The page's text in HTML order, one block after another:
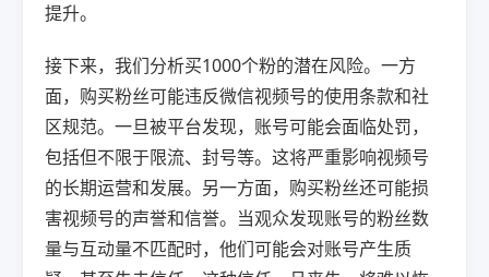
提升。
接下来，我们分析买1000个粉的潜在风险。一方
面，购买粉丝可能违反微信视频号的使用条款和社
区规范。一旦被平台发现，账号可能会面临处罚，
包括但不限于限流、封号等。这将严重影响视频号
的长期运营和发展。另一方面，购买粉丝还可能损
害视频号的声誉和信誉。当观众发现账号的粉丝数
量与互动量不匹配时，他们可能会对账号产生质